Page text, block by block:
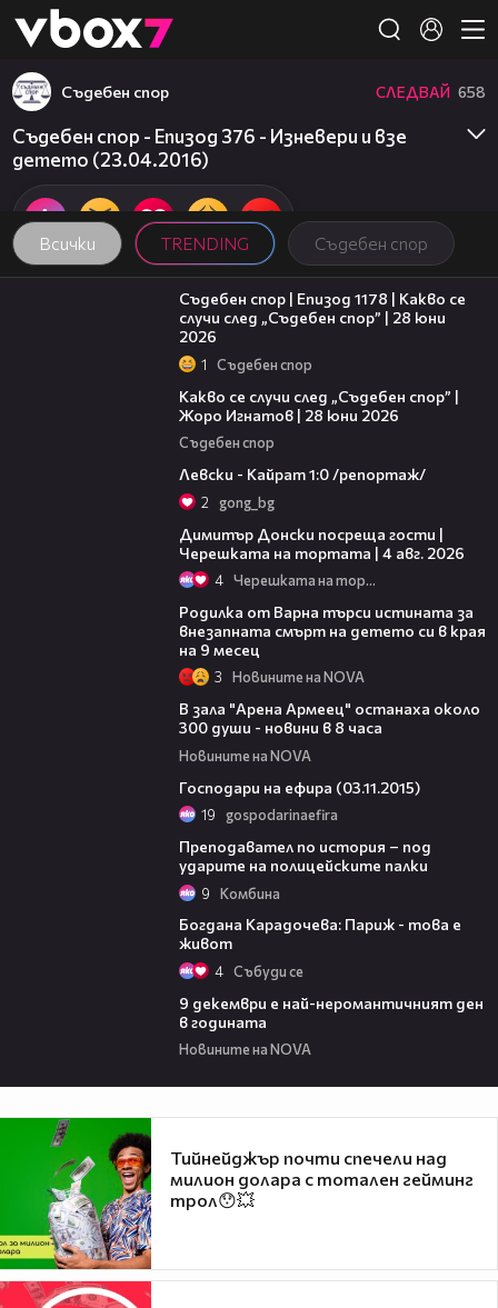
👾
Всички TRENDING Съдебен спор
Съдебен спор СЛЕДВАЙ 658
Съдебен спор - Епизод 376 - Изневери и взе
детето (23.04.2016)
47:02
Съдебен спор | Епизод 1178 | Какво се
случи след „Съдебен спор” | 28 юни
2026
1 Съдебен спор
Какво се случи след „Съдебен спор” |
Жоро Игнатов | 28 юни 2026
Съдебен спор
Левски - Кайрат 1:0 /репортаж/
2 gong_bg
Димитър Донски посреща гости |
Черешката на тортата | 4 авг. 2026
4 Черешката на тортата
Родилка от Варна търси истината за
внезапната смърт на детето си в края
на 9 месец
3 Новините на NOVA
В зала "Арена Армеец" останаха около
300 души - новини в 8 часа
Новините на NOVA
Господари на ефира (03.11.2015)
19 gospodarinaefira
Преподавател по история – под
ударите на полицейските палки
9 Комбина
Богдана Карадочева: Париж - това е
живот
4 Събуди се
9 декември е най-неромантичният ден
в годината
Новините на NOVA
Тийнейджър почти спечели над
милион долара с тотален гейминг
трол😯💥